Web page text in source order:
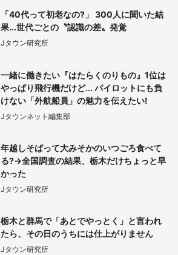
「40代って初老なの?」 300人に聞いた結
果...世代ごとの〝認識の差〟発覚
Jタウン研究所
一緒に働きたい『はたらくのりもの』1位は
やっぱり飛行機だけど... パイロットにも負
けない「外航船員」の魅力を伝えたい!
Jタウンネット編集部
年越しそばって大みそかのいつごろ食べて
る?→全国調査の結果、栃木だけちょっと早
かった
Jタウン研究所
栃木と群馬で「あとでやっとく」と言われ
たら、その日のうちには仕上がりません
Jタウン研究所